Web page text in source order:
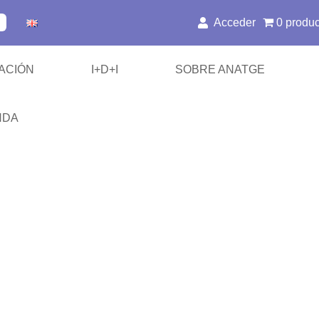
Acceder 0
I+D+I SOBRE ANATGE